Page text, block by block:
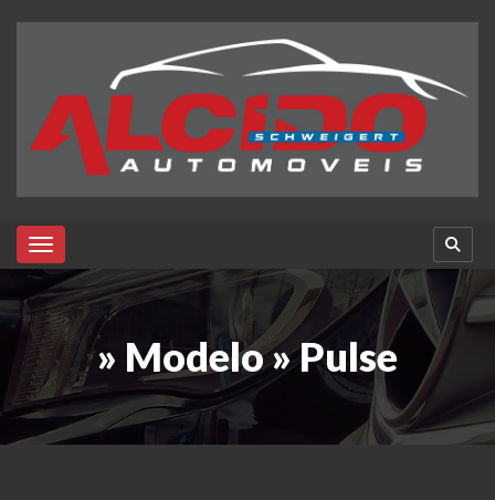
Toggle navigation
» Modelo » Pulse